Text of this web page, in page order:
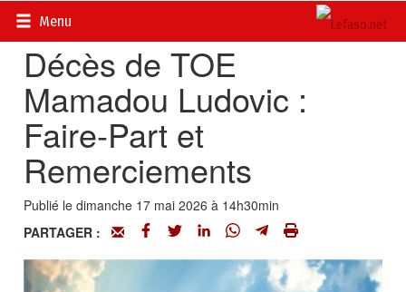
Menu
Accueil>
Décès de TOE
Mamadou Ludovic :
Faire-Part et
Remerciements
Publié le dimanche 17 mai 2026 à 14h30min
PARTAGER :